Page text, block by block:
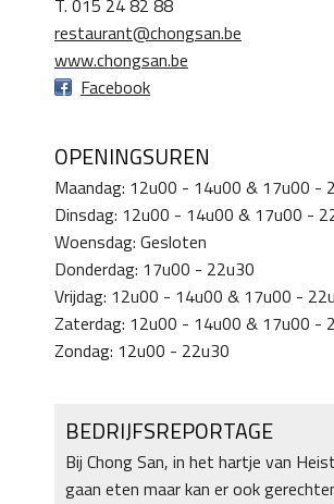
T. 015 24 82 88
restaurant@chongsan.be
www.chongsan.be
Facebook
OPENINGSUREN
Maandag: 12u00 - 14u00 & 17u00 -
Dinsdag: 12u00 - 14u00 & 17u00 -
Woensdag: Gesloten
Donderdag: 17u00 - 22u30
Vrijdag: 12u00 - 14u00 & 17u00 -
Zaterdag: 12u00 - 14u00 & 17u00 -
Zondag: 12u00 - 22u30
BEDRIJFSREPORTAGE
Bij Chong San, in het hartje van
gaan eten maar kan er ook